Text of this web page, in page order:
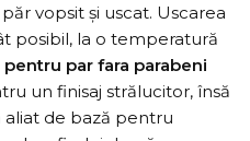
vopsit și uscat. Uscarea
posibil, la o temperatură
par fara parabeni
un finisaj strălucitor, însă
de bază pentru